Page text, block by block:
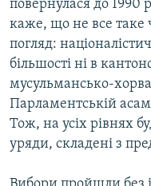
повернулася до 1990
каже, що не все таке
погляд:
більшості ні в
мусульмансько-
Парламентській
Тож, на усіх рівнях
уряди, складені з